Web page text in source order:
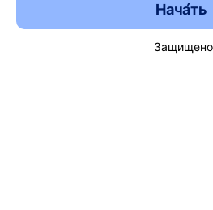
Нача́ть
Защищено